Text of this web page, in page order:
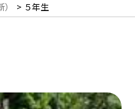
> ５年生